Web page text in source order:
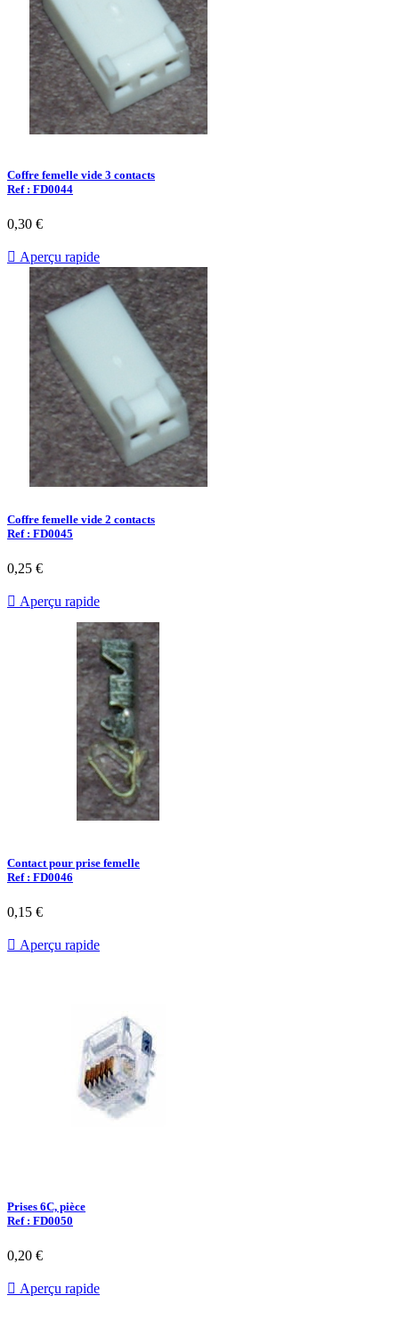
Coffre femelle vide 3 contacts
Ref : FD0044
0,30 €
 Aperçu rapide
Coffre femelle vide 2 contacts
Ref : FD0045
0,25 €
 Aperçu rapide
Contact pour prise femelle
Ref : FD0046
0,15 €
 Aperçu rapide
Prises 6C, pièce
Ref : FD0050
0,20 €
 Aperçu rapide